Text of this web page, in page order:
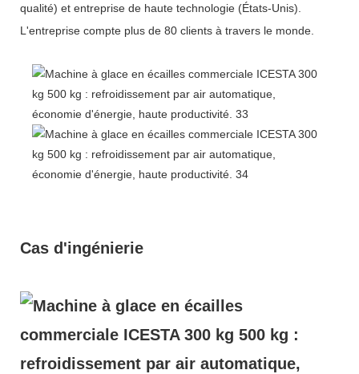
qualité) et entreprise de haute technologie (États-Unis).
L'entreprise compte plus de 80 clients à travers le monde.
Cas d'ingénierie